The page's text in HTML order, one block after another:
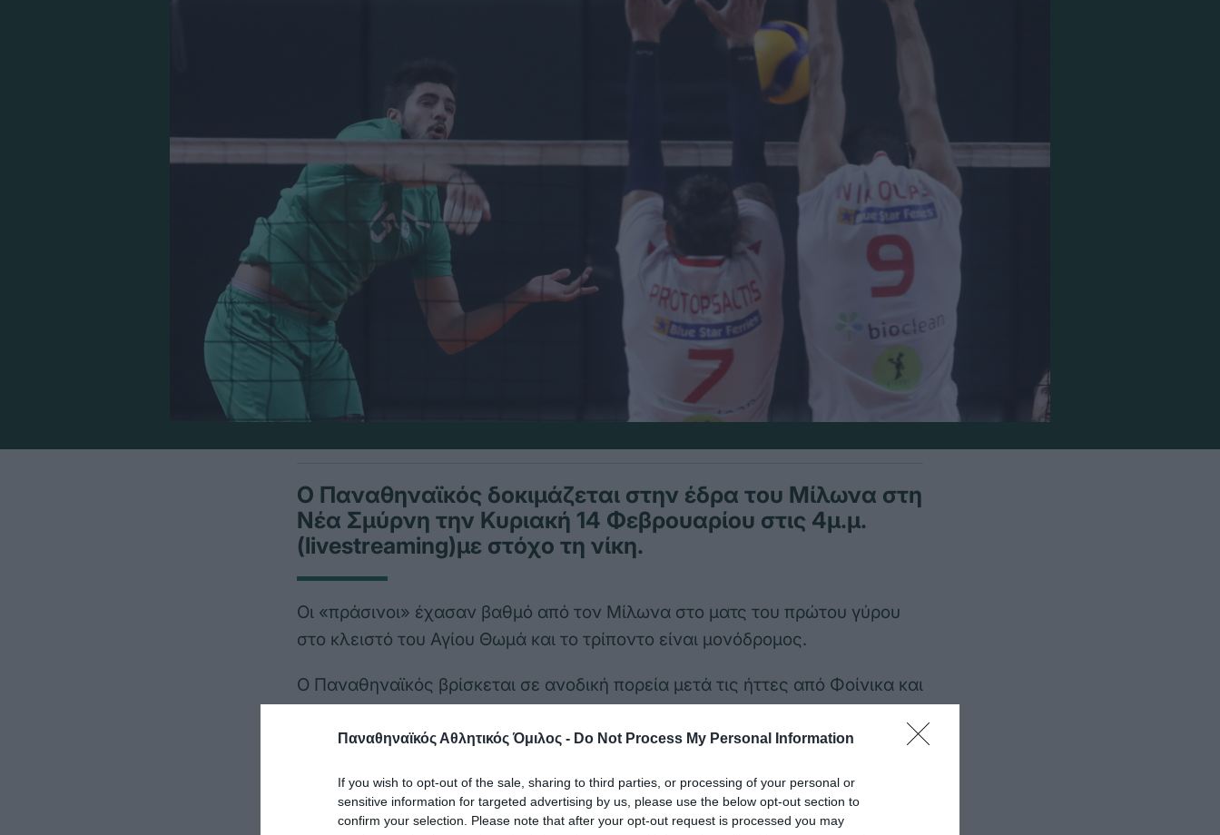
Παναθηναϊκός Αθλητικός Όμιλος - Do Not Process My Personal Information
If you wish to opt-out of the sale, sharing to third parties, or processing of your personal or
sensitive information for targeted advertising by us, please use the below opt-out section to
confirm your selection. Please note that after your opt-out request is processed you may
Ο Παναθηναϊκός δοκιμάζεται στην έδρα του Μίλωνα στη
Νέα Σμύρνη την Κυριακή 14 Φεβρουαρίου στις 4μ.μ.
(livestreaming)με στόχο τη νίκη.
Οι «πράσινοι» έχασαν βαθμό από τον Μίλωνα στο ματς του πρώτου γύρου
στο κλειστό του Αγίου Θωμά και το τρίποντο είναι μονόδρομος.
Ο Παναθηναϊκός βρίσκεται σε ανοδική πορεία μετά τις ήττες από Φοίνικα και
Αλέξανδρος Ράπτης τόνισε:
«Είναι ένα ιδιαίτερο παιχνίδι αυτό με τον Μίλωνα .Όπως είδαμε και στον